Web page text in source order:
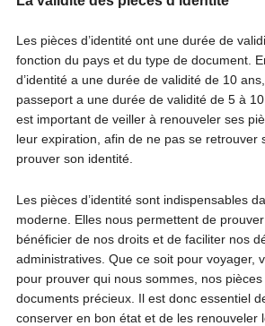
Les pièces d’identité ont une durée de
fonction du pays et du type de document.
d’identité a une durée de validité de 10
passeport a une durée de validité de 5 à
est important de veiller à renouveler ses
leur expiration, afin de ne pas se retrouver
prouver son identité.
Les pièces d’identité sont indispensables
moderne. Elles nous permettent de
bénéficier de nos droits et de faciliter nos
administratives. Que ce soit pour voyager,
pour prouver qui nous sommes, nos pièces
documents précieux. Il est donc essentiel
conserver en bon état et de les renouveler